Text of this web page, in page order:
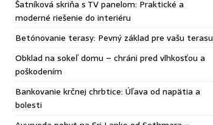
Šatníková skriňa s TV panelom: Praktické a
moderné riešenie do interiéru
Betónovanie terasy: Pevný základ pre vašu terasu
Obklad na sokeľ domu – chráni pred vlhkosťou a
poškodením
Bankovanie krčnej chrbtice: Úľava od napätia a
bolesti